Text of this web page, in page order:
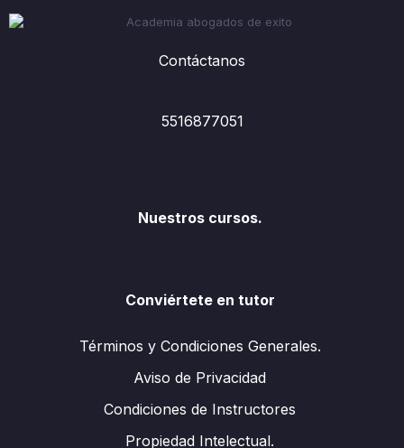
Contáctanos
5516877051
Nuestros cursos.
Conviértete en tutor
Términos y Condiciones Generales.
Aviso de Privacidad
Condiciones de Instructores
Propiedad Intelectual.